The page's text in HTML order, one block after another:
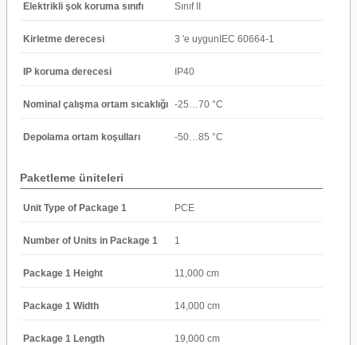
Elektrikli şok koruma sınıfı Sınıf II
Kirletme derecesi 3 'e uygunIEC 60664-1
IP koruma derecesi IP40
Nominal çalışma ortam sıcaklığı -25…70 °C
Depolama ortam koşulları -50…85 °C
Paketleme üniteleri
Unit Type of Package 1 PCE
Number of Units in Package 1 1
Package 1 Height 11,000 cm
Package 1 Width 14,000 cm
Package 1 Length 19,000 cm